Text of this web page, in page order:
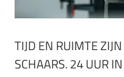
TIJD EN RUIMTE
SCHAARS. 24 UUR